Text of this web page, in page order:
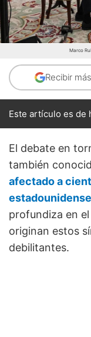
Marco
Recibir
Este artículo es de
El debate en
también
afectado a
profundiza en el
originan estos
debilitantes.